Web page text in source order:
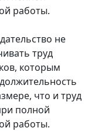
работы.
не
труд
которым
что и труд
полной
работы.